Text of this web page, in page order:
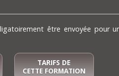
être envoyée pour
TARIFS DE
CETTE FORMATION